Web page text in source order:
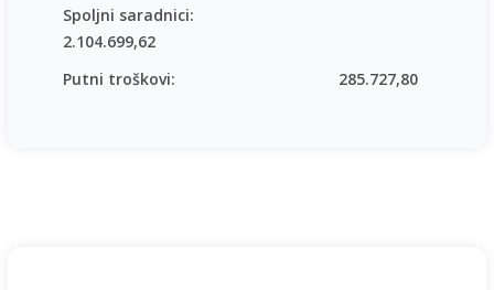
Spoljni saradnici:
2.104.699,62
Putni troškovi:
285.727,80